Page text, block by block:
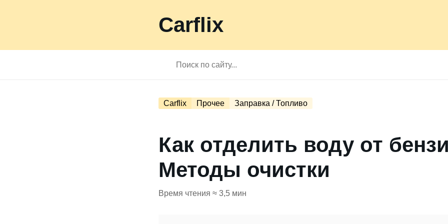
Carflix
Carflix Прочее Заправка / Топливо
Как отделить воду от
Методы очистки
Время чтения ≈ 3,5 мин